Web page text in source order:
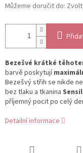
Můžeme doručit do:
Bezešvé krátké
barvě poskytují
Bezešvý střih se nikde
bez tlaku a tkanina
příjemný pocit po celý
Detailní informace